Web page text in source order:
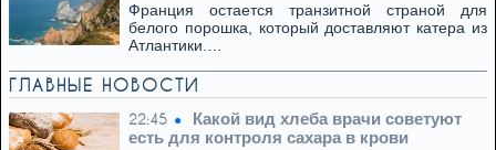
Франция остается транзитной страной для
белого порошка, который доставляют катера из
Атлантики.…
ГЛАВНЫЕ НОВОСТИ
22:45
Какой вид хлеба врачи советуют
есть для контроля сахара в крови